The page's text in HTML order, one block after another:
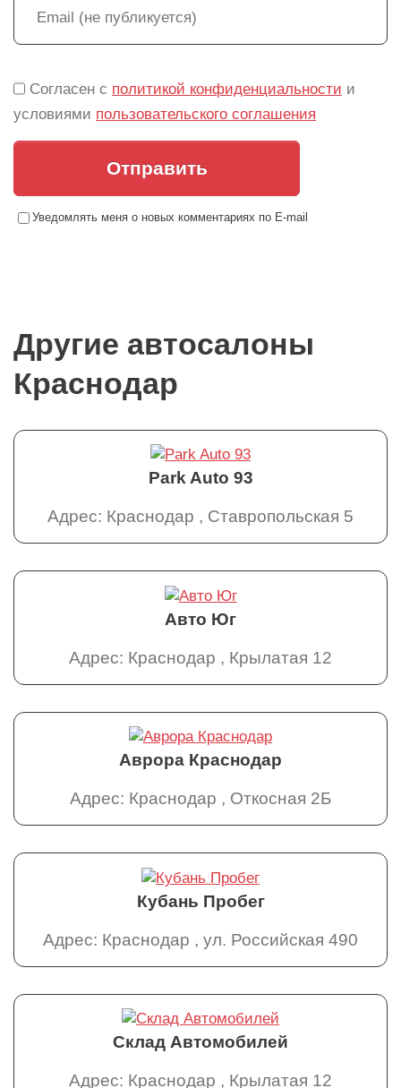
Согласен с политикой конфиденциальности и
условиями пользовательского соглашения
Отправить
Уведомлять меня о новых комментариях по E-mail
Другие автосалоны
Краснодар
Park Auto 93
Адрес: Краснодар , Ставропольская 5
Авто Юг
Адрес: Краснодар , Крылатая 12
Аврора Краснодар
Адрес: Краснодар , Откосная 2Б
Кубань Пробег
Адрес: Краснодар , ул. Российская 490
Склад Автомобилей
Адрес: Краснодар , Крылатая 12